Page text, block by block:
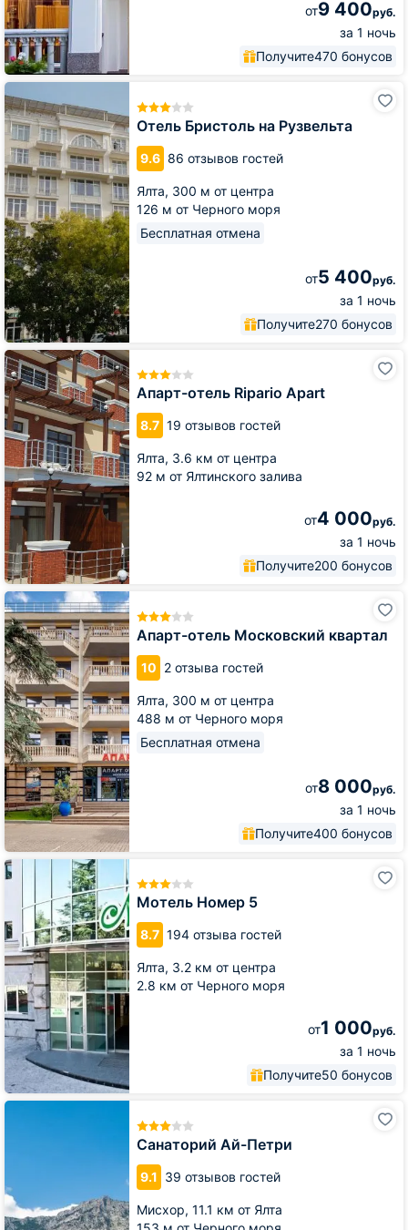
от9 400руб.
за 1 ночь
Получите470 бонусов
Отель Бристоль на Рузвельта
9.6 86 отзывов гостей
Ялта, 300 м от центра
126 м от Черного моря
Бесплатная отмена
от5 400руб.
за 1 ночь
Получите270 бонусов
Отель
Бристоль
на
Рузвельта
Апарт-отель Ripario Apart
8.7 19 отзывов гостей
Ялта, 3.6 км от центра
92 м от Ялтинского залива
от4 000руб.
за 1 ночь
Получите200 бонусов
Апарт-
отель
Ripario
Apart
Апарт-отель Московский квартал
10 2 отзыва гостей
Ялта, 300 м от центра
488 м от Черного моря
Бесплатная отмена
от8 000руб.
за 1 ночь
Получите400 бонусов
Апарт-
отель
Московский
квартал
Мотель Номер 5
8.7 194 отзыва гостей
Ялта, 3.2 км от центра
2.8 км от Черного моря
от1 000руб.
за 1 ночь
Получите50 бонусов
Мотель
Номер
Санаторий Ай-Петри
9.1 39 отзывов гостей
Мисхор, 11.1 км от Ялта
Санаторий